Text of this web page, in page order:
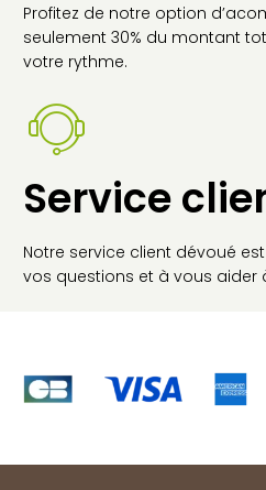
Profitez de notre option
seulement 30% du montant
votre rythme.
Service
Notre service client dévoué
vos questions et à vous aider